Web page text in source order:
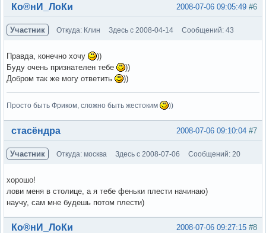
Вне форума #6
2008-07-06 09:05:49
Ко®нИ_ЛоКи
Участник Откуда: Клин Здесь с 2008-04-14 Сообщений: 43
Правда, конечно хочу
))
Буду очень признателен тебе
))
Добром так же могу ответить
))
Просто быть Фриком, сложно быть жестоким ))
Вне форума #7
2008-07-06 09:10:04
стасёндра
Участник Откуда: москва Здесь с 2008-07-06 Сообщений: 20
хорошо!
лови меня в столице, а я тебе феньки плести начинаю)
научу, сам мне будешь потом плести)
Вне форума #8
2008-07-06 09:27:15
Ко®нИ_ЛоКи